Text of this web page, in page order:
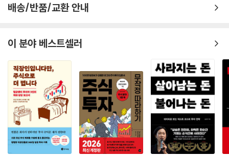
배송/반품/교환 안내
이 분야 베스트셀러